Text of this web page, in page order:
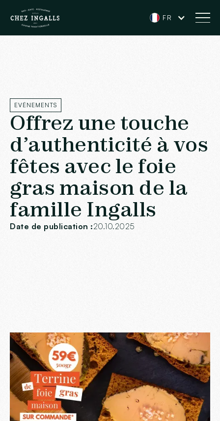
FR
EVÉNEMENTS
Offrez une touche
d’authenticité à vos
fêtes avec le foie
gras maison de la
famille Ingalls
Date de publication :20.10.2025
Préparez-vous à des
fêtes inoubliables !
La famille Ingalls a pensé à vous pour sublimer vos